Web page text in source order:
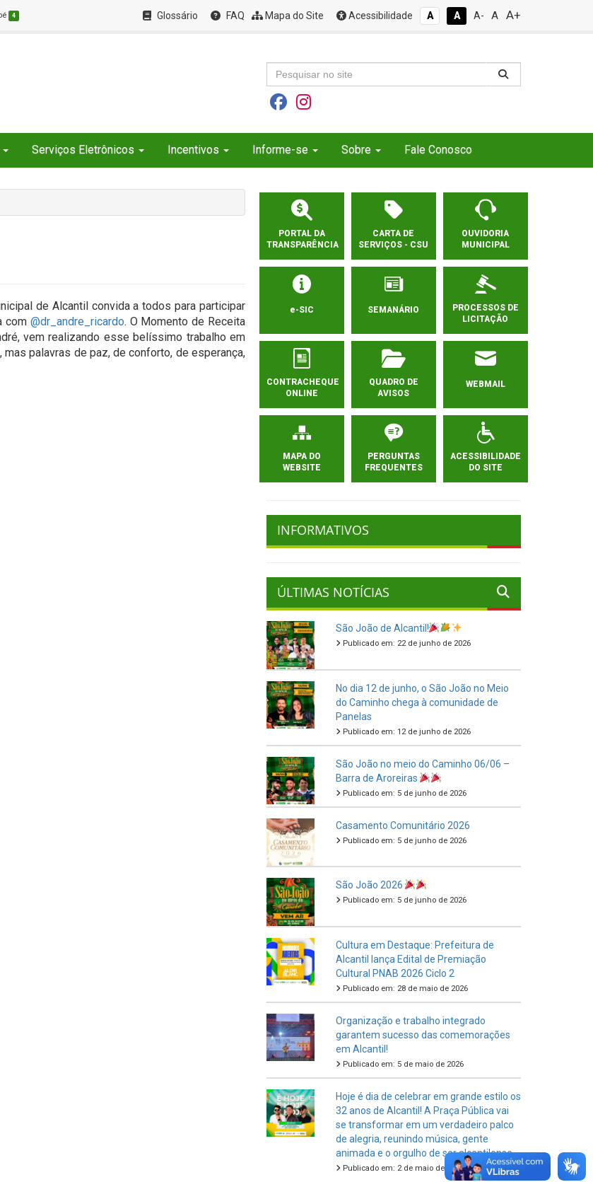
4 Glossário FAQ Mapa do Site Acessibilidade A A A- A A+
Serviços Eletrônicos Incentivos Informe-se Sobre Fale Conosco
de Alcantil convida a todos para participar
com @dr_andre_ricardo. O Momento de Receita
vem realizando esse belíssimo trabalho em
palavras de paz, de conforto, de esperança,
PORTAL DA
TRANSPARÊNCIA
CARTA DE
SERVIÇOS - CSU
OUVIDORIA
MUNICIPAL
e-SIC SEMANÁRIO
PROCESSOS DE
LICITAÇÃO
CONTRACHEQUE
ONLINE
QUADRO DE
AVISOS
WEBMAIL
MAPA DO
WEBSITE
PERGUNTAS
FREQUENTES
ACESSIBILIDADE
DO SITE
INFORMATIVOS
ÚLTIMAS NOTÍCIAS
São João de Alcantil!
Publicado em: 22 de junho de 2026
No dia 12 de junho, o São João no Meio
do Caminho chega à comunidade de
Panelas
Publicado em: 12 de junho de 2026
São João no meio do Caminho 06/06 –
Barra de Aroreiras
Publicado em: 5 de junho de 2026
Casamento Comunitário 2026
Publicado em: 5 de junho de 2026
São João 2026
Publicado em: 5 de junho de 2026
Cultura em Destaque: Prefeitura de
Alcantil lança Edital de Premiação
Cultural PNAB 2026 Ciclo 2
Publicado em: 28 de maio de 2026
Organização e trabalho integrado
garantem sucesso das comemorações
em Alcantil!
Publicado em: 5 de maio de 2026
Hoje é dia de celebrar em grande estilo os
32 anos de Alcantil! A Praça Pública vai
se transformar em um verdadeiro palco
de alegria, reunindo música, gente
animada e o orgulho de ser alcantilense.
Publicado em: 2 de maio de 2026